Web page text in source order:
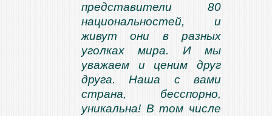
представители 80
национальностей, и
живут они в разных
уголках мира. И мы
уважаем и ценим друг
друга. Наша с вами
страна, бесспорно,
уникальна! В том числе